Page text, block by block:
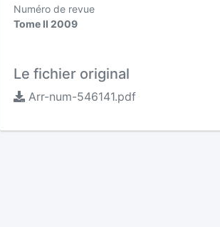
Numéro de revue
Tome II 2009
Le fichier original
Arr-num-546141.pdf